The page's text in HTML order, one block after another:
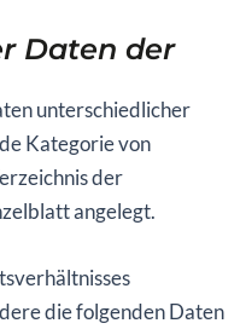
Daten der
unterschiedlicher
Kategorie von
der
angelegt.
die folgenden Daten